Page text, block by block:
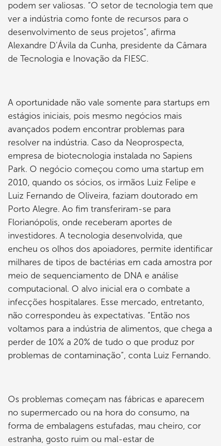
podem ser valiosas. “O setor de tecnologia tem que
ver a indústria como fonte de recursos para o
desenvolvimento de seus projetos”, afirma
Alexandre D’Ávila da Cunha, presidente da Câmara
de Tecnologia e Inovação da FIESC.
A oportunidade não vale somente para startups em
estágios iniciais, pois mesmo negócios mais
avançados podem encontrar problemas para
resolver na indústria. Caso da Neoprospecta,
empresa de biotecnologia instalada no Sapiens
Park. O negócio começou como uma startup em
2010, quando os sócios, os irmãos Luiz Felipe e
Luiz Fernando de Oliveira, faziam doutorado em
Porto Alegre. Ao fim transferiram-se para
Florianópolis, onde receberam aportes de
investidores. A tecnologia desenvolvida, que
encheu os olhos dos apoiadores, permite identificar
milhares de tipos de bactérias em cada amostra por
meio de sequenciamento de DNA e análise
computacional. O alvo inicial era o combate a
infecções hospitalares. Esse mercado, entretanto,
não correspondeu às expectativas. “Então nos
voltamos para a indústria de alimentos, que chega a
perder de 10% a 20% de tudo o que produz por
problemas de contaminação”, conta Luiz Fernando.
Os problemas começam nas fábricas e aparecem
no supermercado ou na hora do consumo, na
forma de embalagens estufadas, mau cheiro, cor
estranha, gosto ruim ou mal-estar de